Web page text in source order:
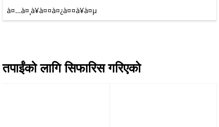
à¤…à¤¸à¥à¤¤à¤¿à¤¤à¥à¤µ
तपाईंको लागि सिफारिस गरिएको